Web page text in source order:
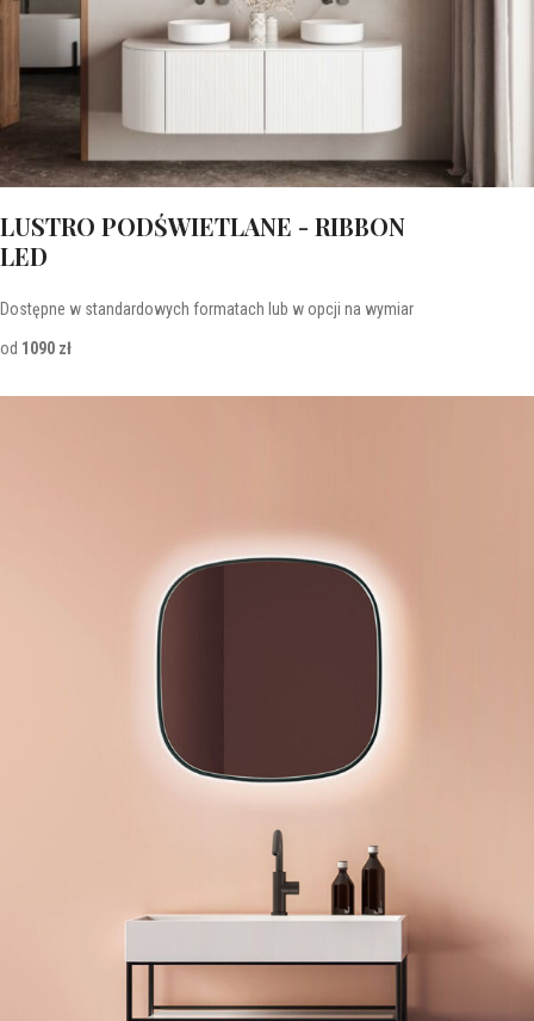
LUSTRO PODŚWIETLANE - RIBBON
LED
Dostępne w standardowych formatach lub w opcji na wymiar
od 1090 zł